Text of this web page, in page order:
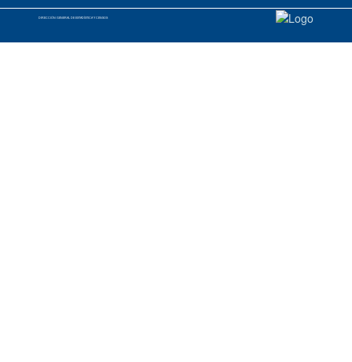
DIRECCIÓN GENERAL DE ESTADÍSTICA Y CENSOS